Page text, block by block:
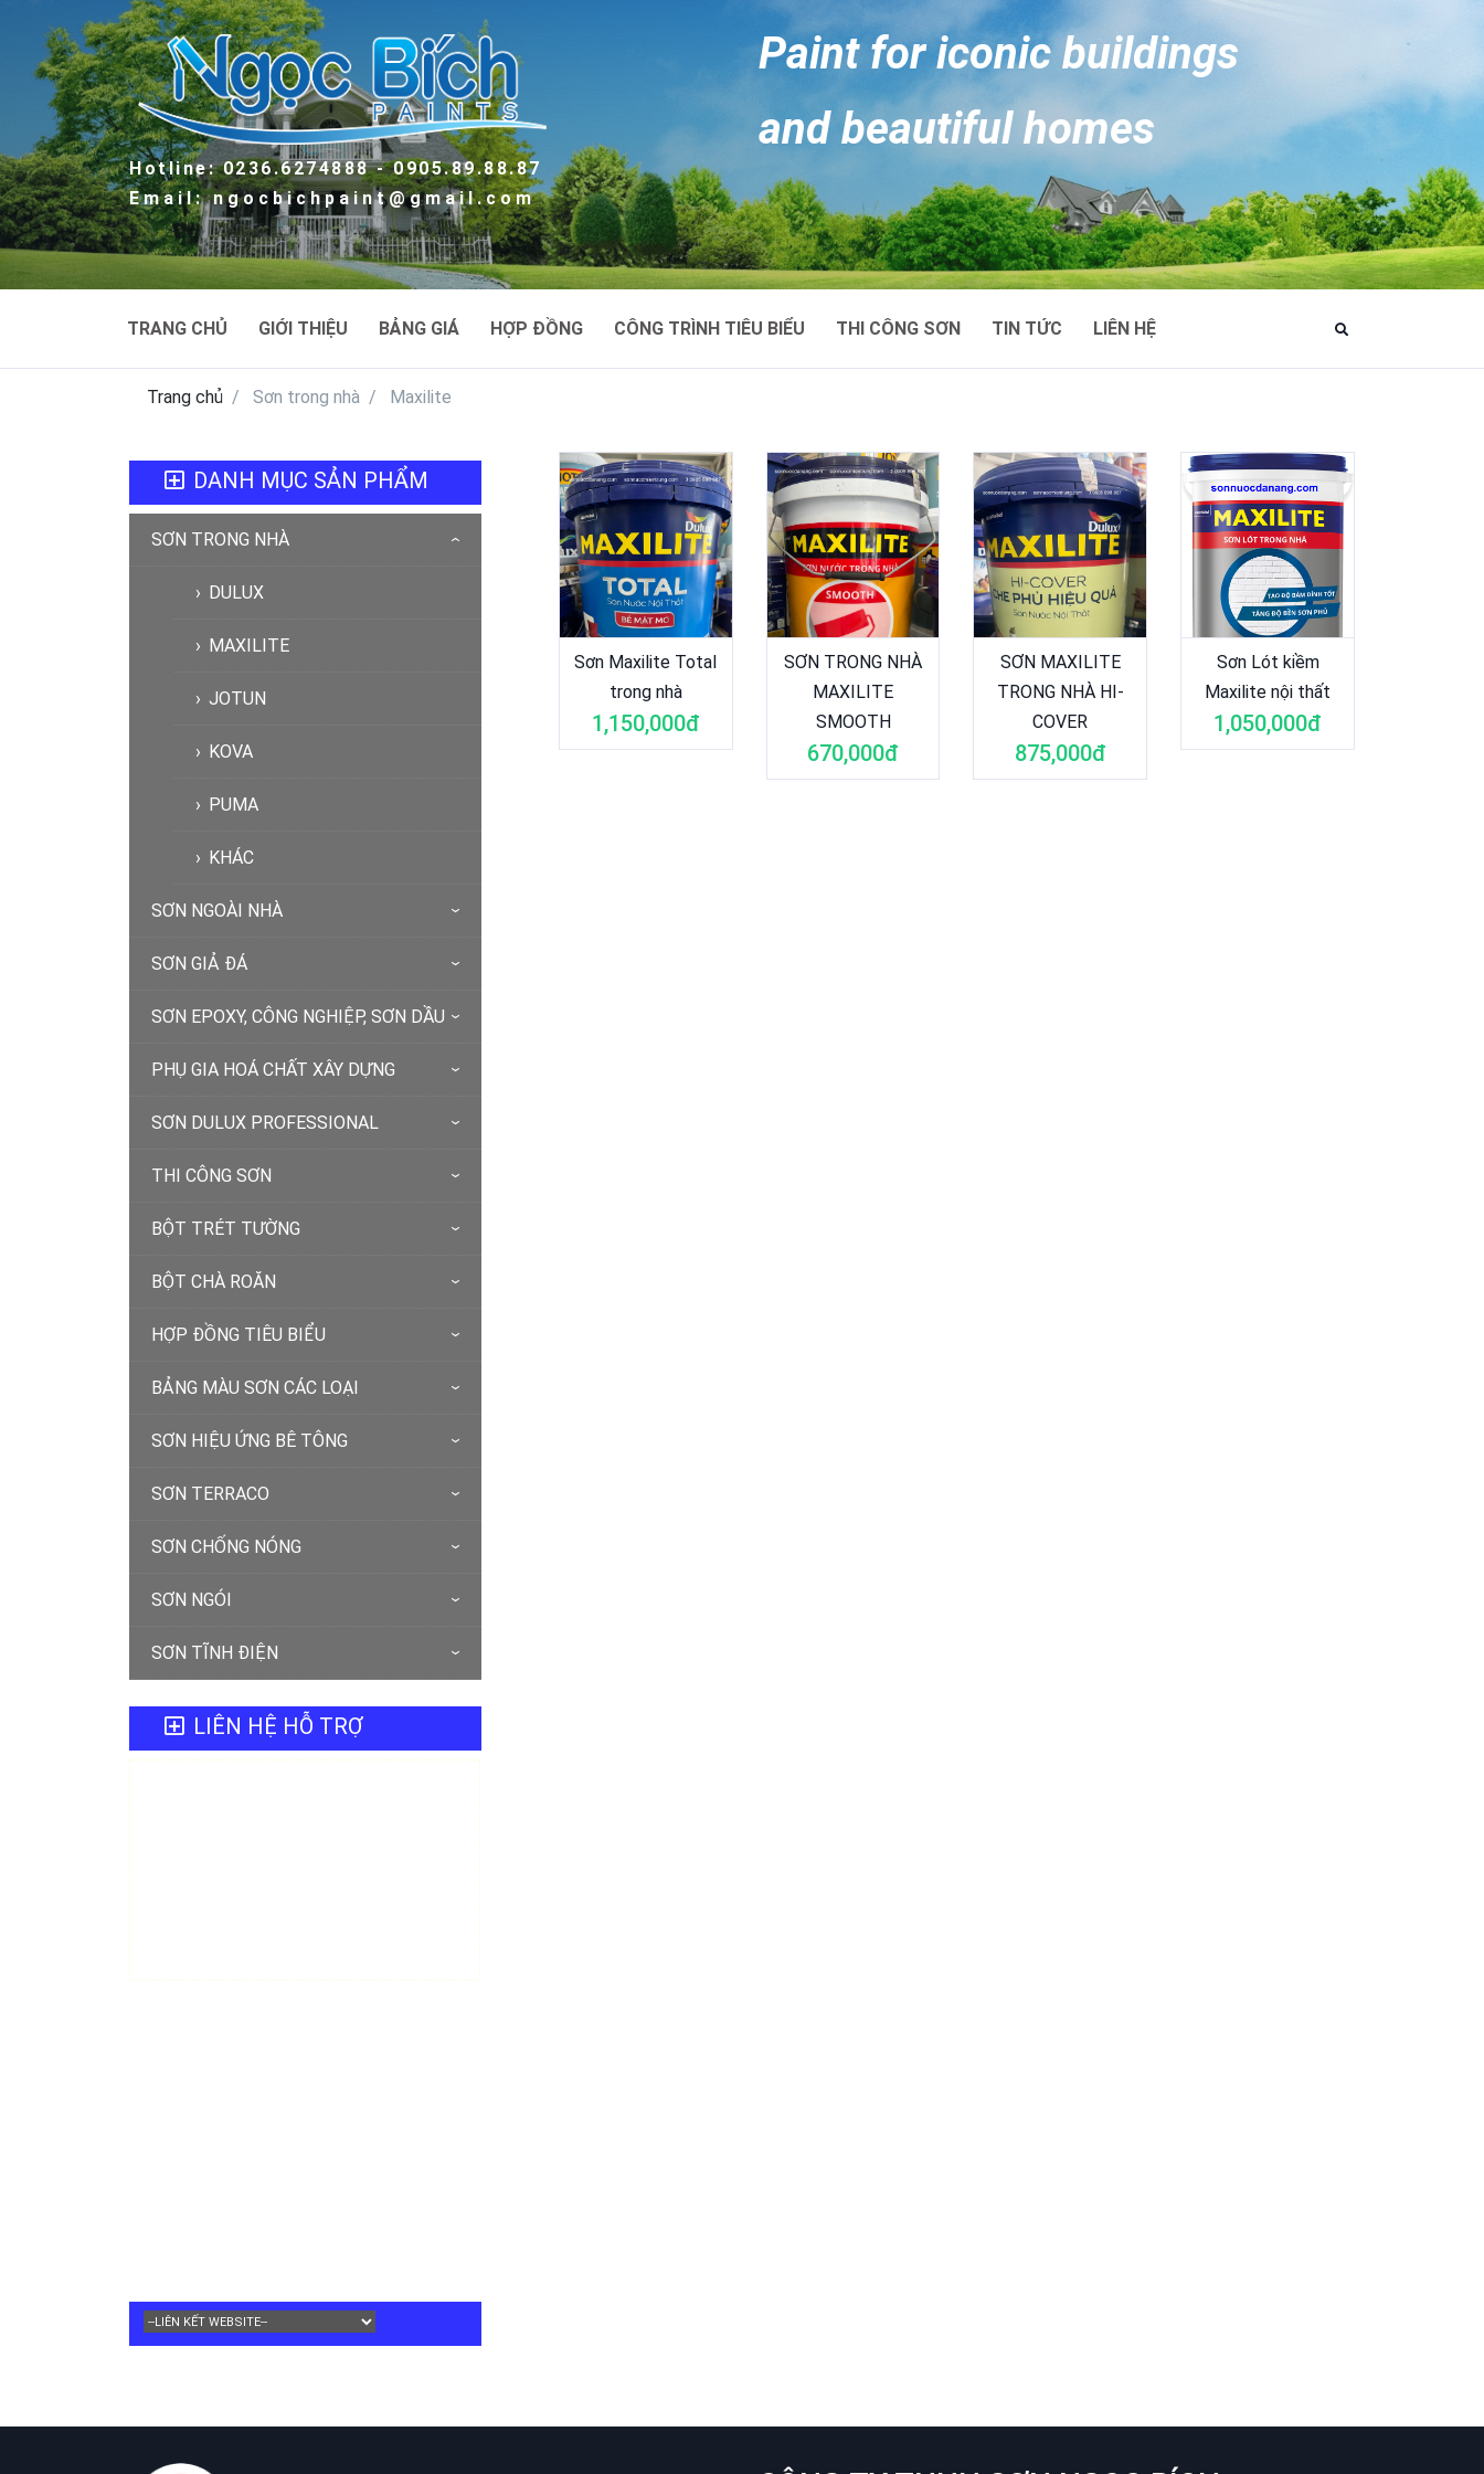
Hotline: 0236.6274888 - 0905.89.88.87
Email: ngocbichpaint@gmail.com
Paint for iconic buildings
and beautiful homes
TRANG CHỦ GIỚI THIỆU BẢNG GIÁ HỢP ĐỒNG CÔNG TRÌNH TIÊU BIỂU THI CÔNG SƠN TIN TỨC LIÊN HỆ
Trang chủ Sơn trong nhà Maxilite
DANH MỤC SẢN PHẨM
SƠN TRONG NHÀ
DULUX
MAXILITE
JOTUN
KOVA
PUMA
KHÁC
SƠN NGOÀI NHÀ
SƠN GIẢ ĐÁ
SƠN EPOXY, CÔNG NGHIỆP, SƠN DẦU
PHỤ GIA HOÁ CHẤT XÂY DỰNG
SƠN DULUX PROFESSIONAL
THI CÔNG SƠN
BỘT TRÉT TƯỜNG
BỘT CHÀ ROĂN
HỢP ĐỒNG TIÊU BIỂU
BẢNG MÀU SƠN CÁC LOẠI
SƠN HIỆU ỨNG BÊ TÔNG
SƠN TERRACO
SƠN CHỐNG NÓNG
SƠN NGÓI
SƠN TĨNH ĐIỆN
LIÊN HỆ HỖ TRỢ
Sơn Maxilite Total
trong nhà
1,150,000đ
SƠN TRONG NHÀ
MAXILITE
SMOOTH
670,000đ
SƠN MAXILITE
TRONG NHÀ HI-
COVER
875,000đ
Sơn Lót kiềm
Maxilite nội thất
1,050,000đ